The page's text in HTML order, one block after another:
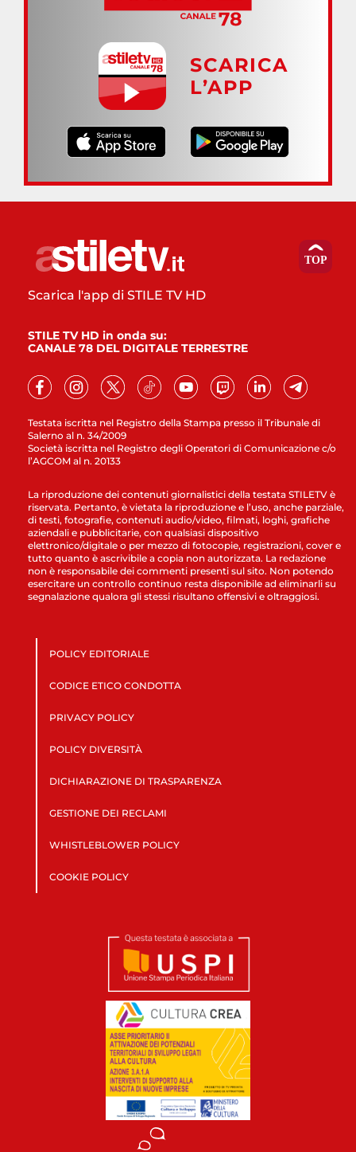
SCARICA
L’APP
Testata iscritta nel Registro della Stampa presso il Tribunale di
Salerno al n. 34/2009
Società iscritta nel Registro degli Operatori di Comunicazione c/o
l’AGCOM al n. 20133
Scarica l'app di STILE TV HD
STILE TV HD in onda su:
CANALE 78 DEL DIGITALE TERRESTRE
La riproduzione dei contenuti giornalistici della testata STILETV è
riservata. Pertanto, è vietata la riproduzione e l’uso, anche parziale,
di testi, fotografie, contenuti audio/video, filmati, loghi, grafiche
aziendali e pubblicitarie, con qualsiasi dispositivo
elettronico/digitale o per mezzo di fotocopie, registrazioni, cover e
tutto quanto è ascrivibile a copia non autorizzata. La redazione
non è responsabile dei commenti presenti sul sito. Non potendo
esercitare un controllo continuo resta disponibile ad eliminarli su
segnalazione qualora gli stessi risultano offensivi e oltraggiosi.
POLICY EDITORIALE
CODICE ETICO CONDOTTA
PRIVACY POLICY
POLICY DIVERSITÀ
DICHIARAZIONE DI TRASPARENZA
GESTIONE DEI RECLAMI
WHISTLEBLOWER POLICY
COOKIE POLICY